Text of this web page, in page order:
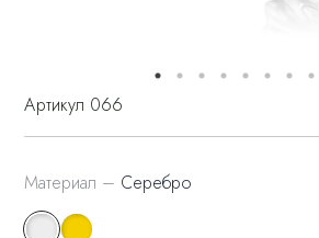
Артикул 066
Материал – Серебро